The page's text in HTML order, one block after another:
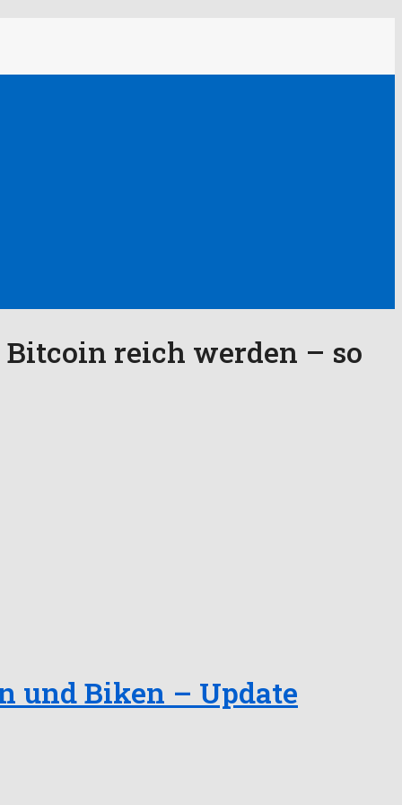
reich werden – so
und Biken – Update